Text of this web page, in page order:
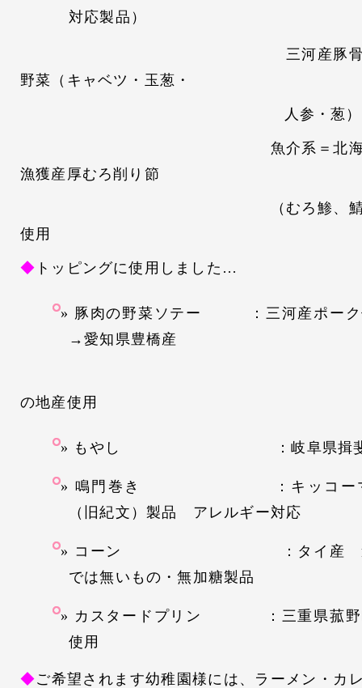
対応製品）
三河産豚骨、岐阜県
野菜（キャベツ・玉葱・
人参・葱）
魚介系＝北海道日高産
漁獲産厚むろ削り節
（むろ鯵、鯖）、国内
使用
◆ トッピングに使用しました…
豚肉の野菜ソテー ：三河産ポー
→愛知県豊橋産
の地産使用
もやし ：岐阜県揖斐
鳴門巻き ：キッコーマン
（旧紀文）製品 アレルギー対応
コーン ：タイ産 遺伝
では無いもの・無加糖製品
カスタードプリン ：三重県菰野
使用
◆ご希望されます幼稚園様には、ラーメン・カ